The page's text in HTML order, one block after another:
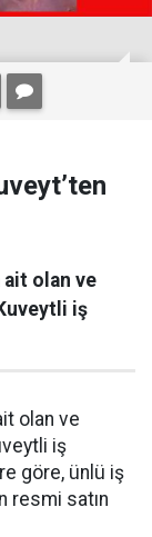
ait olan ve
iş
olan ve
iş
göre, ünlü iş
resmi satın